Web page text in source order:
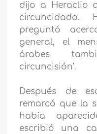
dijo a Heraclio
circuncidado.
preguntó
general, el
árabes
circuncisión’.
Después de
remarcó que la
había
escribió una